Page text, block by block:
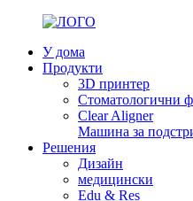
У дома
Продукти
3D принтер
Стоматологични
Clear Aligner
Машина за
Решения
Дизайн
медицински
Edu & Res